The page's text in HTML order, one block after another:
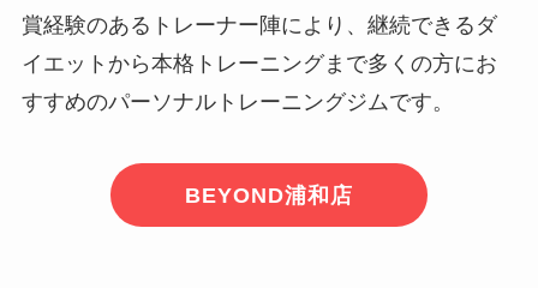
賞経験のあるトレーナー陣により、継続できるダ
イエットから本格トレーニングまで多くの方にお
すすめのパーソナルトレーニングジムです。
BEYOND浦和店